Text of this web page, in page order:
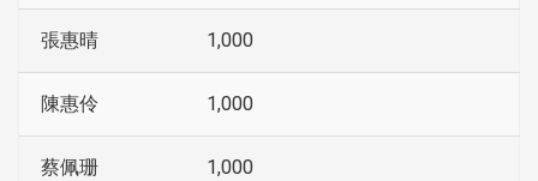
張惠晴 1,000
陳惠伶 1,000
蔡佩珊 1,000